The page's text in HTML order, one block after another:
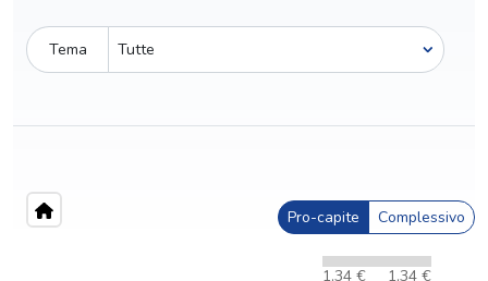
Tema
Pro-capite Complessivo
1,34 € 1,34 €